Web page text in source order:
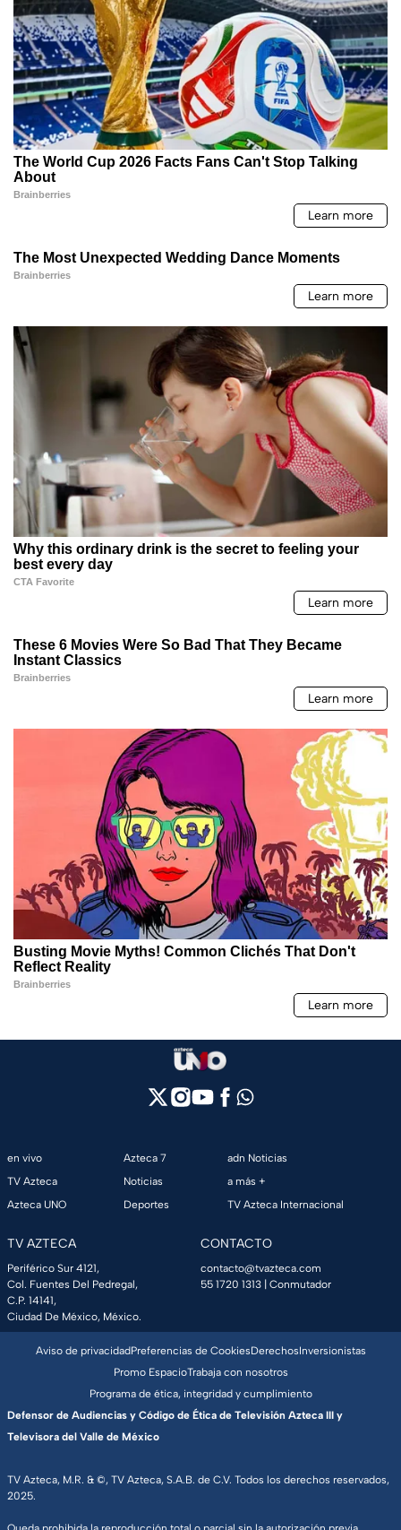
en vivo
TV Azteca
Azteca UNO
Azteca 7
Noticias
Deportes
adn Noticias
a más +
TV Azteca Internacional
TV AZTECA
Periférico Sur 4121,
Col. Fuentes Del Pedregal,
C.P. 14141,
Ciudad De México, México.
CONTACTO
contacto@tvazteca.com
55 1720 1313 | Conmutador
TV Azteca, M.R. & ©, TV Azteca, S.A.B. de C.V. Todos los derechos reservados,
2025.
Aviso de privacidadPreferencias de CookiesDerechosInversionistas
Promo EspacioTrabaja con nosotros
Programa de ética, integridad y cumplimiento
Defensor de Audiencias y Código de Ética de Televisión Azteca III y
Televisora del Valle de México